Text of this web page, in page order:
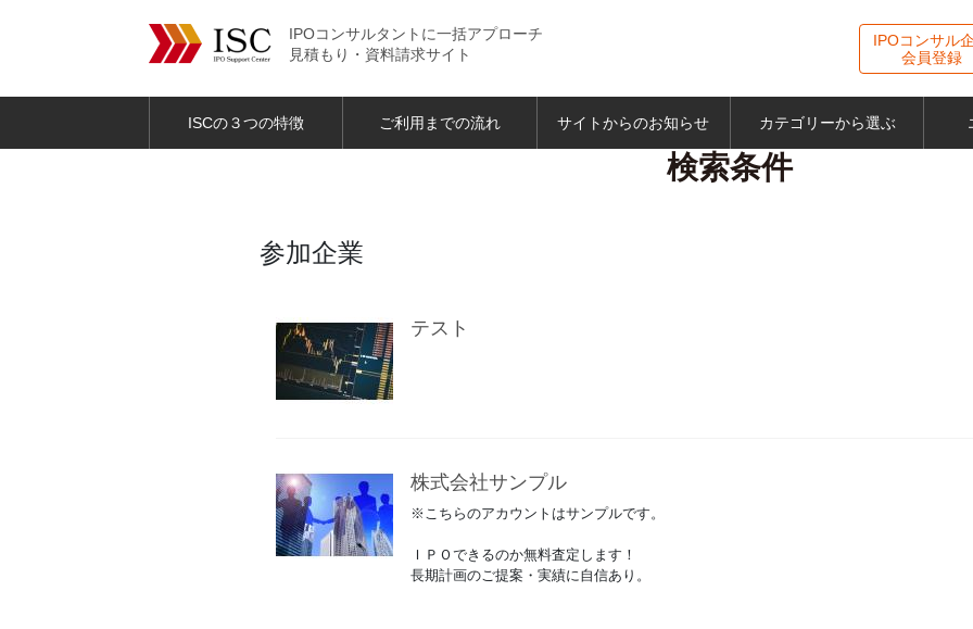
IPOコンサルタントに一括アプローチ
見積もり・資料請求サイト
IPOコンサル
会員登録
ISCの３つの特徴 ご利用までの流れ サイトからのお知らせ カテゴリーから選ぶ
検索条件
参加企業
テスト
株式会社サンプル
※こちらのアカウントはサンプルです。
ＩＰＯできるのか無料査定します！
長期計画のご提案・実績に自信あり。